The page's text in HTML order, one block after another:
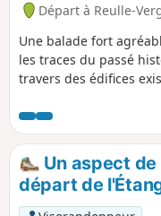
Départ à Reulle-
Une balade fort
les traces du passé
travers des édifices
Un aspect
départ de